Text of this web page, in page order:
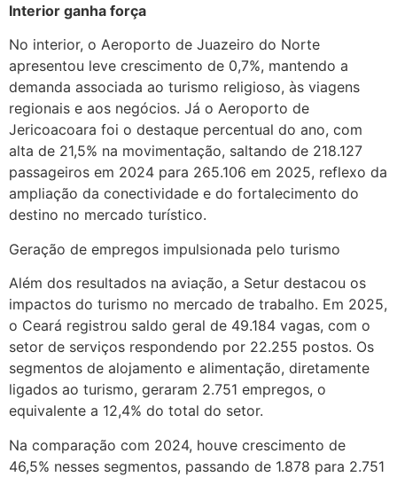
Interior ganha força
No interior, o Aeroporto de Juazeiro do Norte
apresentou leve crescimento de 0,7%, mantendo a
demanda associada ao turismo religioso, às viagens
regionais e aos negócios. Já o Aeroporto de
Jericoacoara foi o destaque percentual do ano, com
alta de 21,5% na movimentação, saltando de 218.127
passageiros em 2024 para 265.106 em 2025, reflexo da
ampliação da conectividade e do fortalecimento do
destino no mercado turístico.
Geração de empregos impulsionada pelo turismo
Além dos resultados na aviação, a Setur destacou os
impactos do turismo no mercado de trabalho. Em 2025,
o Ceará registrou saldo geral de 49.184 vagas, com o
setor de serviços respondendo por 22.255 postos. Os
segmentos de alojamento e alimentação, diretamente
ligados ao turismo, geraram 2.751 empregos, o
equivalente a 12,4% do total do setor.
Na comparação com 2024, houve crescimento de
46,5% nesses segmentos, passando de 1.878 para 2.751